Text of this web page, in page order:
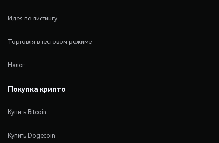
Идея по листингу
Торговля в тестовом режиме
Налог
Покупка крипто
Купить Bitcoin
Купить Dogecoin